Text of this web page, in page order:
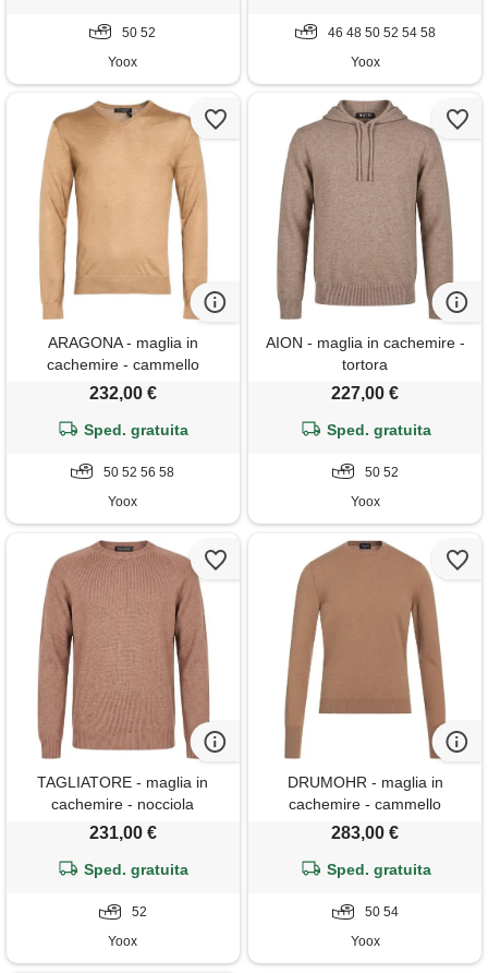
50 52
Yoox
46 48 50 52 54 58
Yoox
ARAGONA - maglia in
cachemire - cammello
232,00 €
Sped. gratuita
50 52 56 58
Yoox
AION - maglia in cachemire -
tortora
227,00 €
Sped. gratuita
50 52
Yoox
TAGLIATORE - maglia in
cachemire - nocciola
231,00 €
Sped. gratuita
52
Yoox
DRUMOHR - maglia in
cachemire - cammello
283,00 €
Sped. gratuita
50 54
Yoox